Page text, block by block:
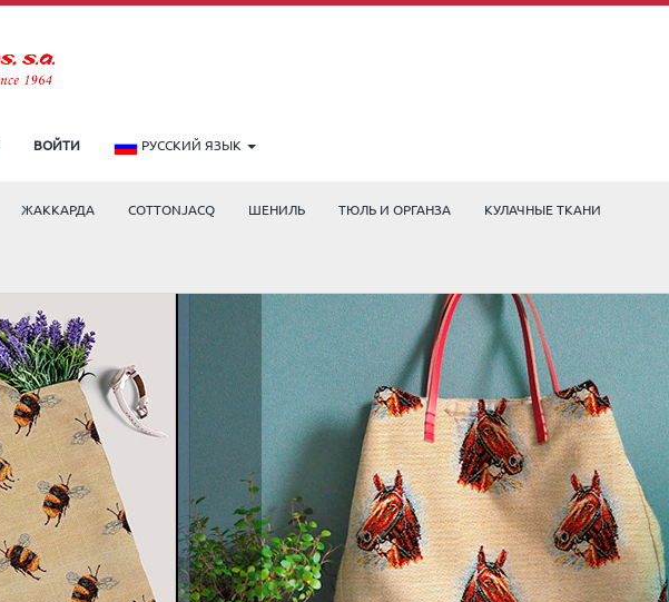
ВОЙТИ РУССКИЙ ЯЗЫК
ЖАККАРДА COTTONJACQ ШЕНИЛЬ ТЮЛЬ И ОРГАНЗА КУЛАЧНЫЕ ТКАНИ